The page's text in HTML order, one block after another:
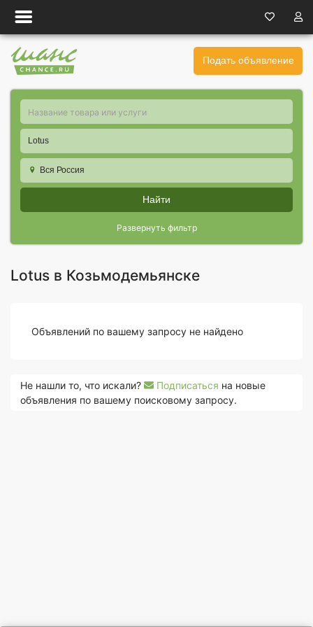
Подать объявление
Lotus
Вся Россия
Найти
Развернуть фильтр
Lotus в Козьмодемьянске
Объявлений по вашему запросу не найдено
Не нашли то, что искали? Подписаться на новые
объявления по вашему поисковому запросу.